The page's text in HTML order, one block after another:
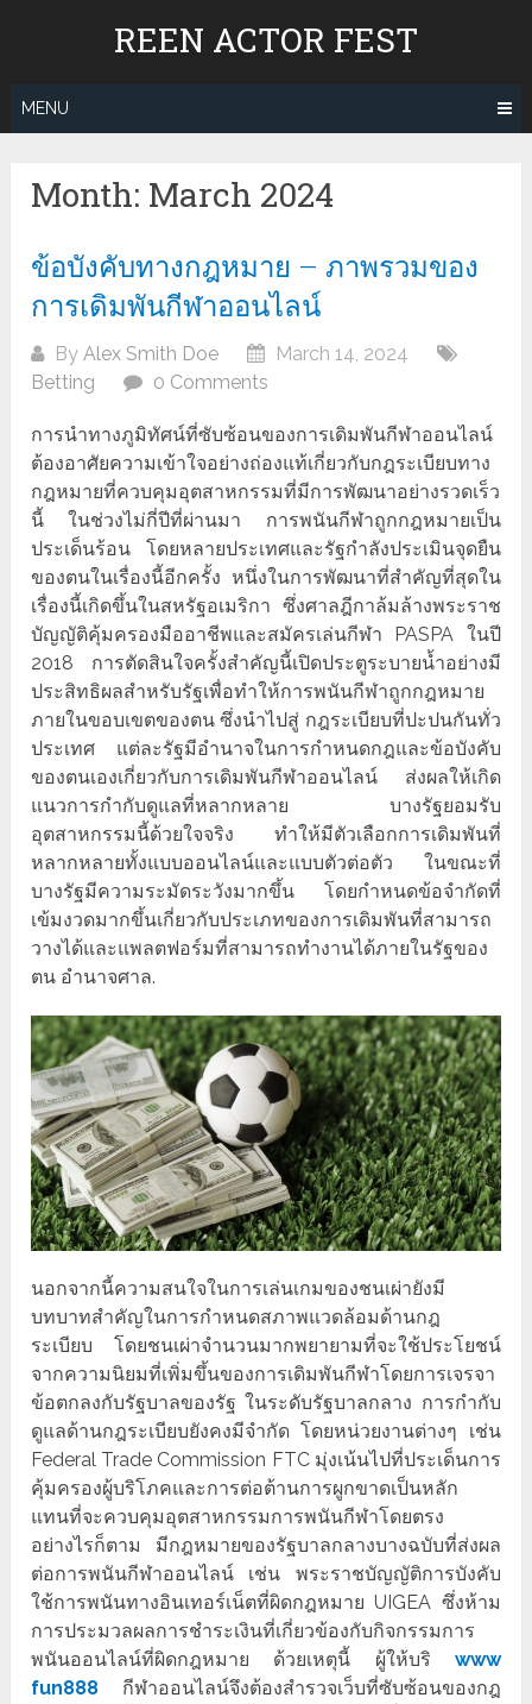
REEN ACTOR FEST
MENU
Month: March 2024
ข้อบังคับทางกฎหมาย – ภาพรวมของ
การเดิมพันกีฬาออนไลน์
ByAlex Smith Doe
March 14, 2024
Betting
0 Comments
การนำทางภูมิทัศน์ที่ซับซ้อนของการเดิมพันกีฬาออนไลน์
ต้องอาศัยความเข้าใจอย่างถ่องแท้เกี่ยวกับกฎระเบียบทาง
กฎหมายที่ควบคุมอุตสาหกรรมที่มีการพัฒนาอย่างรวดเร็ว
นี้ ในช่วงไม่กี่ปีที่ผ่านมา การพนันกีฬาถูกกฎหมายเป็น
ประเด็นร้อน โดยหลายประเทศและรัฐกำลังประเมินจุดยืน
ของตนในเรื่องนี้อีกครั้ง หนึ่งในการพัฒนาที่สำคัญที่สุดใน
เรื่องนี้เกิดขึ้นในสหรัฐอเมริกา ซึ่งศาลฎีกาล้มล้างพระราช
บัญญัติคุ้มครองมืออาชีพและสมัครเล่นกีฬา PASPA ในปี
2018 การตัดสินใจครั้งสำคัญนี้เปิดประตูระบายน้ำอย่างมี
ประสิทธิผลสำหรับรัฐเพื่อทำให้การพนันกีฬาถูกกฎหมาย
ภายในขอบเขตของตน ซึ่งนำไปสู่ กฎระเบียบที่ปะปนกันทั่ว
ประเทศ แต่ละรัฐมีอำนาจในการกำหนดกฎและข้อบังคับ
ของตนเองเกี่ยวกับการเดิมพันกีฬาออนไลน์ ส่งผลให้เกิด
แนวการกำกับดูแลที่หลากหลาย บางรัฐยอมรับ
อุตสาหกรรมนี้ด้วยใจจริง ทำให้มีตัวเลือกการเดิมพันที่
หลากหลายทั้งแบบออนไลน์และแบบตัวต่อตัว ในขณะที่
บางรัฐมีความระมัดระวังมากขึ้น โดยกำหนดข้อจำกัดที่
เข้มงวดมากขึ้นเกี่ยวกับประเภทของการเดิมพันที่สามารถ
วางได้และแพลตฟอร์มที่สามารถทำงานได้ภายในรัฐของ
ตน อำนาจศาล.
นอกจากนี้ความสนใจในการเล่นเกมของชนเผ่ายังมี
บทบาทสำคัญในการกำหนดสภาพแวดล้อมด้านกฎ
ระเบียบ โดยชนเผ่าจำนวนมากพยายามที่จะใช้ประโยชน์
จากความนิยมที่เพิ่มขึ้นของการเดิมพันกีฬาโดยการเจรจา
ข้อตกลงกับรัฐบาลของรัฐ ในระดับรัฐบาลกลาง การกำกับ
ดูแลด้านกฎระเบียบยังคงมีจำกัด โดยหน่วยงานต่างๆ เช่น
Federal Trade Commission FTC มุ่งเน้นไปที่ประเด็นการ
คุ้มครองผู้บริโภคและการต่อต้านการผูกขาดเป็นหลัก
แทนที่จะควบคุมอุตสาหกรรมการพนันกีฬาโดยตรง
อย่างไรก็ตาม มีกฎหมายของรัฐบาลกลางบางฉบับที่ส่งผล
ต่อการพนันกีฬาออนไลน์ เช่น พระราชบัญญัติการบังคับ
ใช้การพนันทางอินเทอร์เน็ตที่ผิดกฎหมาย UIGEA ซึ่งห้าม
การประมวลผลการชำระเงินที่เกี่ยวข้องกับกิจกรรมการ
พนันออนไลน์ที่ผิดกฎหมาย ด้วยเหตุนี้ ผู้ให้บริ www
fun888 กีฬาออนไลน์จึงต้องสำรวจเว็บที่ซับซ้อนของกฎ